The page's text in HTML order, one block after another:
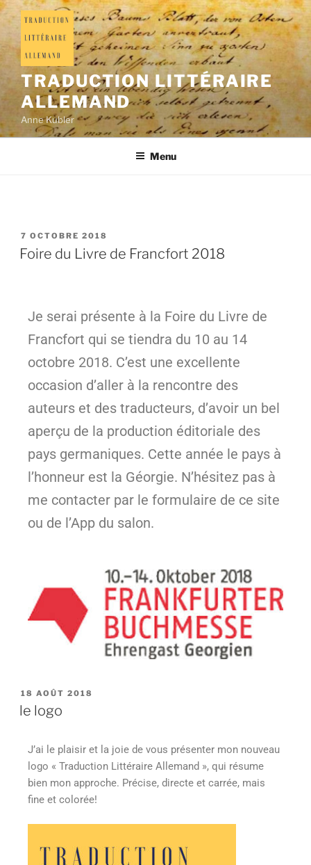
TRADUCTION LITTÉRAIRE
ALLEMAND
Anne Kubler
Menu
7 OCTOBRE 2018
Foire du Livre de Francfort 2018
Je serai présente à la Foire du Livre de
Francfort qui se tiendra du 10 au 14
octobre 2018. C’est une excellente
occasion d’aller à la rencontre des
auteurs et des traducteurs, d’avoir un bel
aperçu de la production éditoriale des
pays germaniques. Cette année le pays à
l’honneur est la Géorgie. N’hésitez pas à
me contacter par le formulaire de ce site
ou de l’App du salon.
18 AOÛT 2018
le logo
J’ai le plaisir et la joie de vous présenter mon nouveau
logo « Traduction Littéraire Allemand », qui résume
bien mon approche. Précise, directe et carrée, mais
fine et colorée!